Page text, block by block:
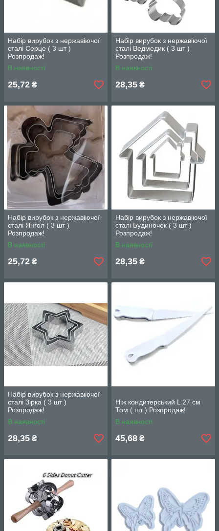
Набір вирубок з нержавіючої
сталі Серце ( 3 шт )
Розпродаж!
В наявності
25,72 ₴
Набір вирубок з нержавіючої
сталі Ведмедик ( 3 шт )
Розпродаж!
В наявності
28,35 ₴
Набір вирубок з нержавіючої
сталі Янгол ( 3 шт )
Розпродаж!
В наявності
25,72 ₴
Набір вирубок з нержавіючої
сталі Будиночок ( 3 шт )
Розпродаж!
В наявності
28,35 ₴
Набір вирубок з нержавіючої
сталі Зірка ( 3 шт )
Розпродаж!
В наявності
28,35 ₴
Ніж кондитерський L 27 cм
Том ( шт ) Розпродаж!
В наявності
45,68 ₴